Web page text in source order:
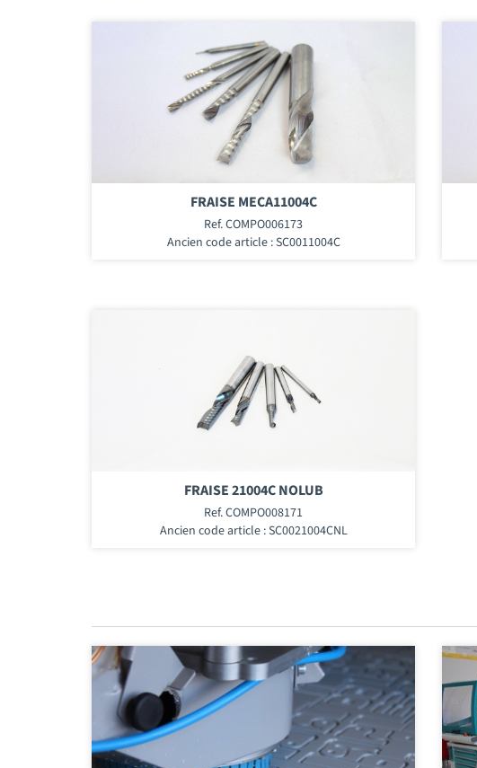
FRAISE MECA11004C
Ref. COMPO006173
Ancien code article : SC0011004C
FRAISE 21004C NOLUB
Ref. COMPO008171
Ancien code article : SC0021004CNL